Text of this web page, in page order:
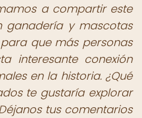
a compartir este
ganadería y mascotas
que más personas
interesante conexión
en la historia. ¿Qué
te gustaría explorar
tus comentarios